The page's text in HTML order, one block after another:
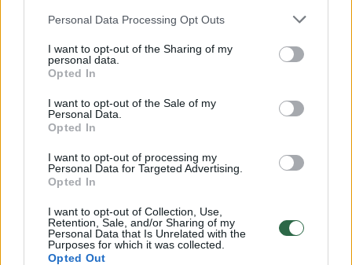
Personal Data Processing Opt Outs
I want to opt-out of the Sharing of my
personal data.
Opted In
I want to opt-out of the Sale of my
Personal Data.
Opted In
I want to opt-out of processing my
Personal Data for Targeted Advertising.
Opted In
I want to opt-out of Collection, Use,
Retention, Sale, and/or Sharing of my
Personal Data that Is Unrelated with the
Purposes for which it was collected.
Opted Out
Pasigailėsite išmetę česnakų lukštus: jie gali
išgelbėti jūsų sveikatą
Sveikata 2018-11-02
Receptas